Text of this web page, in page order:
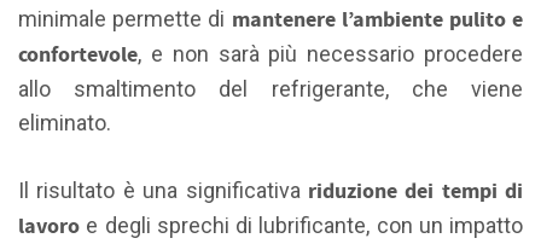
minimale permette di mantenere l’ambiente pulito e
confortevole, e non sarà più necessario procedere
allo smaltimento del refrigerante, che viene
eliminato.
Il risultato è una significativa riduzione dei tempi di
lavoro e degli sprechi di lubrificante, con un impatto